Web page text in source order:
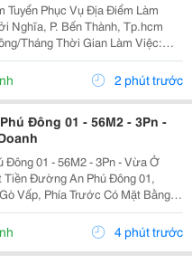
Vụ Địa Điểm Làm
Gian Làm Việc:
21:00 (8 Tiếng) &Bull;
(Theo Sự Sắp Xếp...2 phút trước
Đông 01 - 56M2 - 3Pn -
Đông 01 - 56M2 - 3Pn - Vừa Ở
Tiền Đường An Phú Đông 01,
Vấp, Phía Trước Có Mặt Bằng
- Diện Tích: 56M2, Ngang 4M,
Trệt, 1 Lửng, 1 Lầu, Sân...4 phút trước